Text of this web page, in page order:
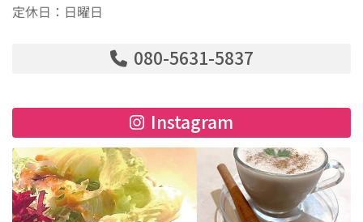
定休日：日曜日
080-5631-5837
Instagram